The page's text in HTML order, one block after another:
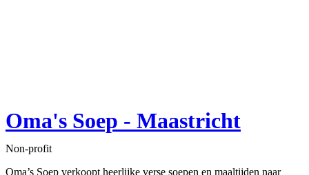
Oma's Soep - Maastricht
Non-profit
Oma’s Soep verkoopt heerlijke verse soepen en maaltijden naar